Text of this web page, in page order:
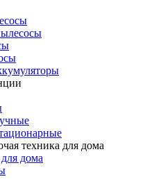
техника для дома
дома